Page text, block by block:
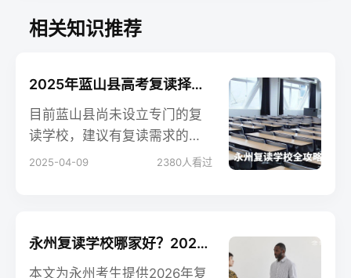
相关知识推荐
2025年蓝山县高考复读择校指南：本地及周边优质复读学校推荐
目前蓝山县尚未设立专门的复
读学校，建议有复读需求的学
生可以采取以下方案： 本地民
2025-04-09 2380人看过
永州复读学校哪家好？2026年高复择校指南与真实评价
本文为永州考生提供2026年复